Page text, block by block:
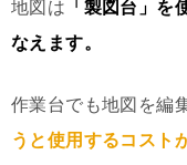
地図は 「製図台」を
なえます。
作業台でも地図を編
うと使用するコスト